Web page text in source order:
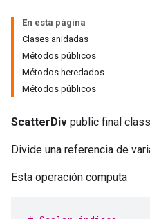
En esta página
Clases anidadas
Métodos públicos
Métodos heredados
Métodos públicos
ScatterDiv public final class
Divide una referencia de
Esta operación computa